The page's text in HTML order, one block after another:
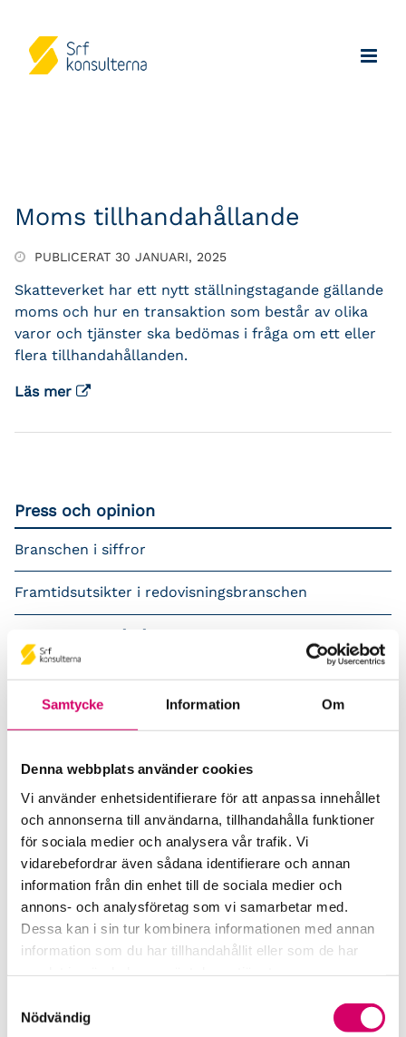
Samtycke Information Om
Denna webbplats använder cookies
Vi använder enhetsidentifierare för att anpassa innehållet
och annonserna till användarna, tillhandahålla funktioner
för sociala medier och analysera vår trafik. Vi
vidarebefordrar även sådana identifierare och annan
information från din enhet till de sociala medier och
annons- och analysföretag som vi samarbetar med.
Dessa kan i sin tur kombinera informationen med annan
information som du har tillhandahållit eller som de har
Nödvändig
Moms tillhandahållande
PUBLICERAT 30 JANUARI, 2025
Skatteverket har ett nytt ställningstagande gällande
moms och hur en transaktion som består av olika
varor och tjänster ska bedömas i fråga om ett eller
flera tillhandahållanden.
Läs mer
Press och opinion
Branschen i siffror
Framtidsutsikter i redovisningsbranschen
Prenumerera på våra nyhetsbrev
Pressrum
Remisser
Samverkan med myndigheter och organisationer
Srf Fokusrapport 2024 – insikter för hållbart
företagande
Våra nyhetskanaler
Tidningen Konsulten